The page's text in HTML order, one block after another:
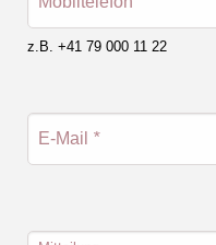
z.B. +41 79 000 11 22
E-Mail *